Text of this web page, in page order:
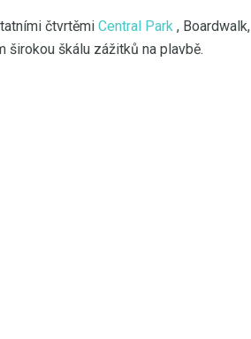
čtvrtěmi Central Park , Boardwalk,
širokou škálu zážitků na plavbě.